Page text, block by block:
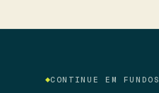
CONTINUE EM FUNDOS